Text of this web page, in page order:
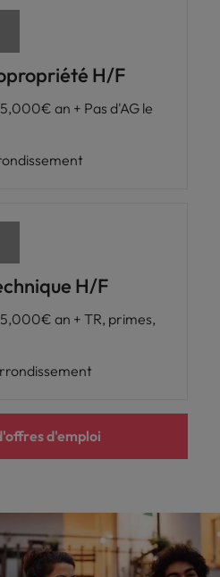
H/F
an + Pas d'AG le
H/F
an + TR, primes,
d'emploi